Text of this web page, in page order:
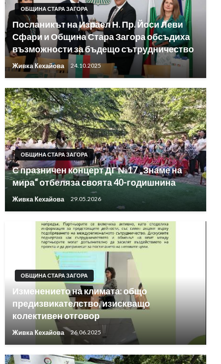
ОБЩИНА СТАРА ЗАГОРА
Посланикът на Израел Н. Пр. Йоси Леви
Сфари и Община Стара Загора обсъдиха
възможности за бъдещо сътрудничество
Живка Кехайова 24.10.2025
ОБЩИНА СТАРА ЗАГОРА
С празничен концерт ДГ №17 „Знаме на
мира“ отбеляза своята 40-годишнина
Живка Кехайова 29.05.2026
ОБЩИНА СТАРА ЗАГОРА
Изменението на климата: общо
предизвикателство, изискващо
колективен отговор
Живка Кехайова 26.06.2025